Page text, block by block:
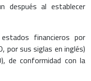
después al establecer
financieros por
por sus siglas en inglés)
de conformidad con la